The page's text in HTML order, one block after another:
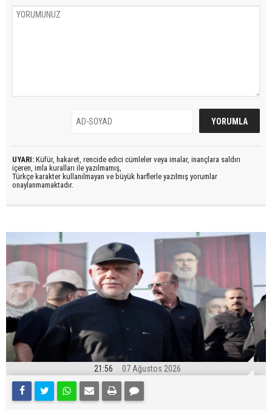
UYARI: Küfür, hakaret, rencide edici cümleler veya imalar, inançlara saldırı
içeren, imla kuralları ile yazılmamış,
Türkçe karakter kullanılmayan ve büyük harflerle yazılmış yorumlar
onaylanmamaktadır.
21:56 07 Ağustos 2026